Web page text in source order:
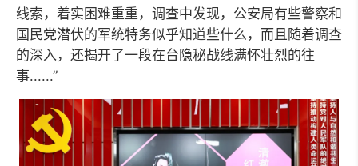
线索，着实困难重重，调查中发现，公安局有些警察和
国民党潜伏的军统特务似乎知道些什么，而且随着调查
的深入，还揭开了一段在台隐秘战线满怀壮烈的往
事......”